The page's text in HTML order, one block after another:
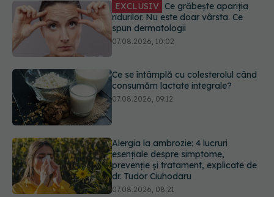
Ce se întâmplă cu colesterolul când
consumăm lactate integrale?
07.08.2026, 09:12
Alergia la ambrozie: 4 lucruri
esențiale despre simptome,
prevenție și tratament, explicate de
EXCLUSIV Brahiterapie vs
radioterapie externă în cancerul
ginecologic. Dr. Sorin Bogdan
(SANADOR) explică diferența și
cum acționează tratamentul